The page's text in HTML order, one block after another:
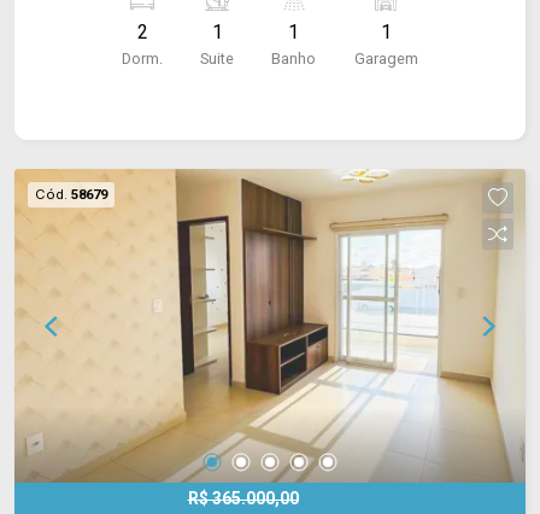
e 01 vaga de garagem coberta. O imóvel conta
ainda com vista privilegiada para o centro da
cidade. Acabamento em gesso, piso frio e laje. O
mais praticidade e conforto no dia a dia.
2
Dorm.
1
Suite
1
Banho
1
Garagem
Cód. 58679
R$ 365.000,00